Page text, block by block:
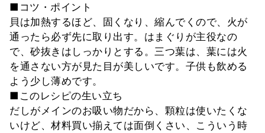
■コツ・ポイント
貝は加熱するほど、固くなり、縮んでくので、火が
通ったら必ず先に取り出す。はまぐりが主役なの
で、砂抜きはしっかりとする。三つ葉は、葉には火
を通さない方が見た目が美しいです。子供も飲める
よう少し薄めです。
■このレシピの生い立ち
だしがメインのお吸い物だから、顆粒は使いたくな
いけど、材料買い揃えては面倒くさい、こういう時